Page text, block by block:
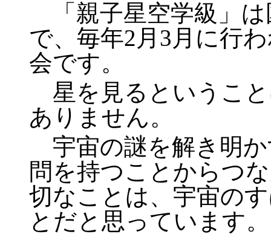
「親子星空学級」は
で、毎年2月3月に行
会です。
星を見るというこ
ありません。
宇宙の謎を解き明
問を持つことからつ
切なことは、宇宙の
とだと思っています。